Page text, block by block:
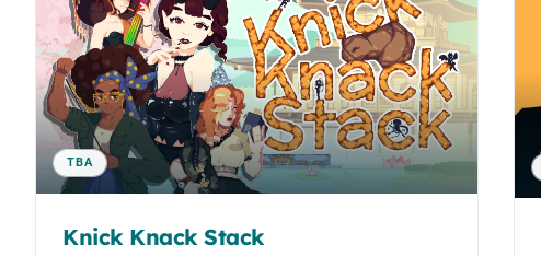
TBA
Knick Knack Stack